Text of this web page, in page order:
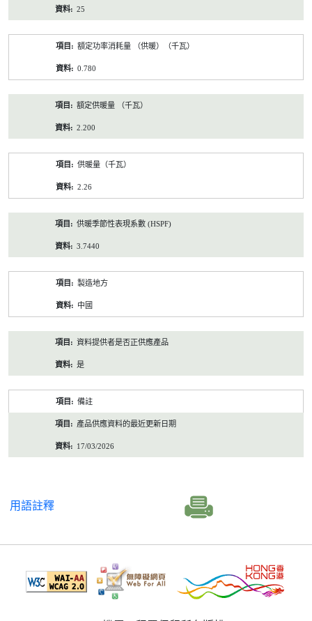
25
額定功率消耗量 （供暖）（千瓦）
0.780
額定供暖量 （千瓦）
2.200
供暖量（千瓦）
2.26
供暖季節性表現系數 (HSPF)
3.7440
製造地方
中國
資料提供者是否正供應產品
是
備註
產品供應資料的最近更新日期
17/03/2026
用語註釋